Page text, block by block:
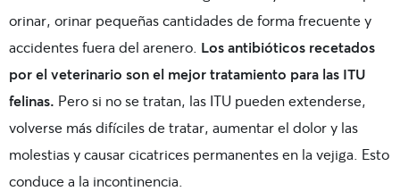
orinar, orinar pequeñas cantidades de forma frecuente y
accidentes fuera del arenero. Los antibióticos recetados
por el veterinario son el mejor tratamiento para las ITU
felinas. Pero si no se tratan, las ITU pueden extenderse,
volverse más difíciles de tratar, aumentar el dolor y las
molestias y causar cicatrices permanentes en la vejiga. Esto
conduce a la incontinencia.